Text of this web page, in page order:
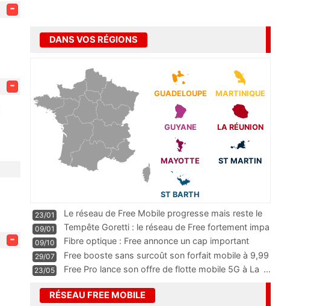
-
-
-
DANS VOS RÉGIONS
GUADELOUPE MARTINIQUE
GUYANE LA RÉUNION
MAYOTTE ST MARTIN
ST BARTH
23/01
Le réseau de Free Mobile progresse mais reste le
m
...
09/01
Tempête Goretti : le réseau de Free fortement impa
09/10
Fibre optique : Free annonce un cap important
pass
...
29/07
Free booste sans surcoût son forfait mobile à 9,99
23/05 Free Pro lance son offre de flotte mobile 5G à La ...
RÉSEAU FREE MOBILE